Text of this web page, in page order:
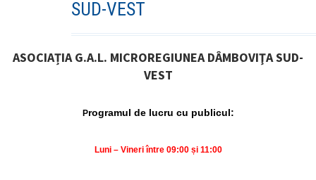
SUD-VEST
ASOCIAȚIA G.A.L. MICROREGIUNEA DÂMBOVIŢA SUD-
VEST
Programul de lucru cu publicul:
Luni – Vineri între 09:00 și 11:00